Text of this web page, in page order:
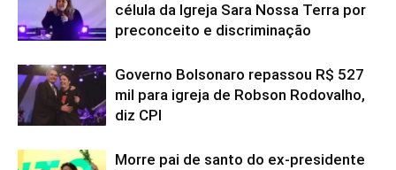
célula da Igreja Sara Nossa Terra por
preconceito e discriminação
Governo Bolsonaro repassou R$ 527
mil para igreja de Robson Rodovalho,
diz CPI
Morre pai de santo do ex-presidente